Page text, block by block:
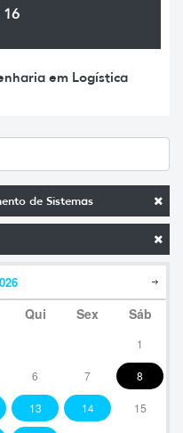
de Sistemas
Qui Sex Sáb
1
6 7 8
13 14 15
16
em Logística